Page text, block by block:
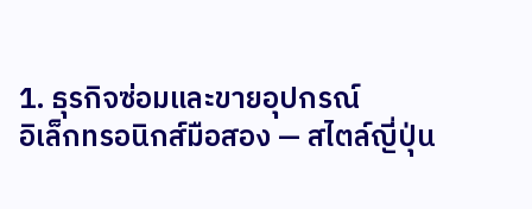
1. ธุรกิจซ่อมและขายอุปกรณ์
อิเล็กทรอนิกส์มือสอง — สไตล์ญี่ปุ่น